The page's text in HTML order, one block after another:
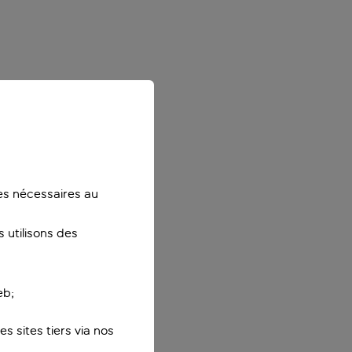
nécessaires au
utilisons des
sites tiers via nos